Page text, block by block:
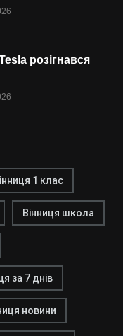
розігнався
1 клас
Вінниця школа
за 7 днів
новини